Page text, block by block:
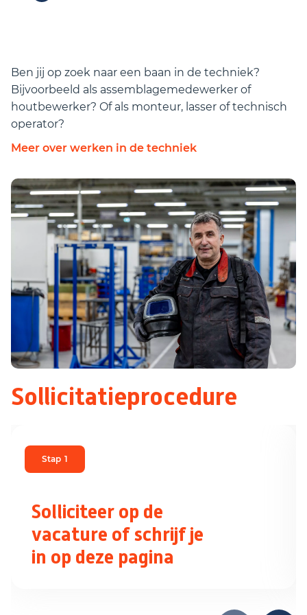
zodra je daar aan het werk gaat.
Ben jij op zoek naar een baan in de techniek?
Bijvoorbeeld als assemblagemedewerker of
houtbewerker? Of als monteur, lasser of technisch
operator?
Meer over werken in de techniek
Sollicitatieprocedure
Stap 1
Solliciteer op de
vacature of schrijf je
in op deze pagina